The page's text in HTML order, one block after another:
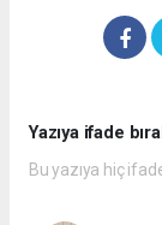
Yazıya ifade
Bu yazıya hiç